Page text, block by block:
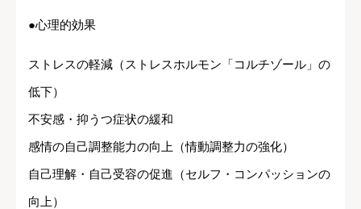
●心理的効果
ストレスの軽減（ストレスホルモン「コルチゾール」の
低下）
不安感・抑うつ症状の緩和
感情の自己調整能力の向上（情動調整力の強化）
自己理解・自己受容の促進（セルフ・コンパッションの
向上）